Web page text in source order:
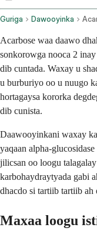
Guriga Dawooyinka
Acarbose waa daawo
sonkorowga nooca 2
dib cuntada. Waxay u
u burburiyo oo u nuugo
hortagaysa kororka
dib cunista.
Daawooyinkani waxay
yaqaan alpha-
jilicsan oo loogu
karbohaydraytyada gabi
dhacdo si tartiib tartiib ah
Maxaa loogu